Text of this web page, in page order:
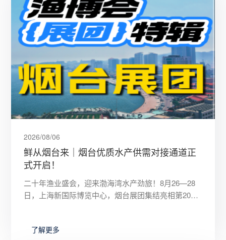
2026/08/06
鲜从烟台来｜烟台优质水产供需对接通道正
式开启！
二十年渔业盛会，迎来渤海湾水产劲旅！8月26—28
日，上海新国际博览中心，烟台展团集结亮相第20届
了解更多